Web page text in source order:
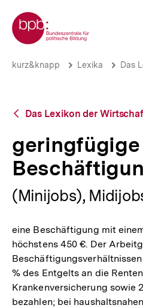
zum
Seiteninhalt
springen
Zur Startseite der bpb
geringfügige
Brotkrümelnavigation
kurz&knapp Lexika Das
Zurück
Übersicht
Das Lexikon der
geringfügige
(Minijobs),
eine Beschäftigung mit
höchstens 450 €. Der
Beschäftigungsverhältnissen
% des Entgelts an die
Krankenversicherung sowie
bezahlen; bei